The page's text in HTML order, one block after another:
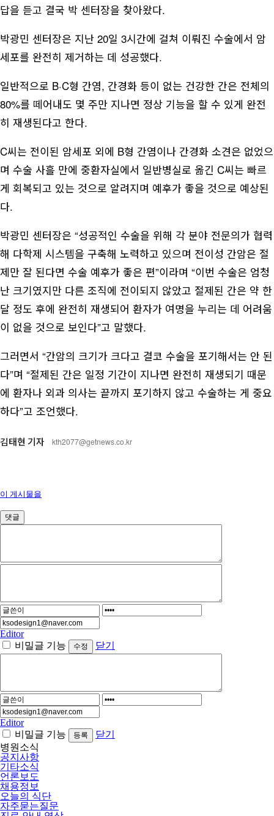
답을 듣고 결국 박 센터장을 찾아왔다.
박광민 센터장은 지난 20일 3시간에 걸쳐 이뤄진 수술에서 암
세포를 완전히 제거하는 데 성공했다.
일반적으로 B·C형 간염, 간경화 등이 없는 건강한 간은 전체의
80%를 떼어내도 몇 주만 지나면 정상 기능을 할 수 있게 완전
히 재생된다고 한다.
C씨는 전이된 암세포 외에 B형 간염이나 간경화 소견은 없었으
며 수술 사흘 만에 중환자실에서 일반병실로 옮긴 C씨는 빠르
게 회복되고 있는 것으로 알려지며 예후가 좋을 것으로 예상된
다.
박광민 센터장은 “성공적인 수술을 위해 각 분야 전문의가 협력
해 다학제 시스템을 구축해 노력하고 있으며 전이성 간암은 절
제만 잘 된다면 수술 예후가 좋은 편”이라며 “이번 수술은 엄청
난 크기였지만 다른 조직에 전이되지 않았고 절제된 간은 약 한
달 정도 후에 완전히 재생되어 환자가 여명을 누리는 데 어려움
이 없을 것으로 보인다”고 말했다.
그러면서 “간암의 크기가 크다고 결코 수술을 포기해서는 안 된
다”며 “절제된 간은 일정 기간이 지나면 완전히 재생되기 때문
에 환자나 외과 의사는 끝까지 포기하지 않고 수술하는 게 중요
하다”고 조언했다.
김태현 기자 kth2077@getnews.co.kr
이 게시물을
댓글
Editor
비밀글 기능
닫기
Editor
비밀글 기능
닫기
병원소식
공지사항
기타소식
언론보도
채용정보
오늘의 식단
자주묻는질문